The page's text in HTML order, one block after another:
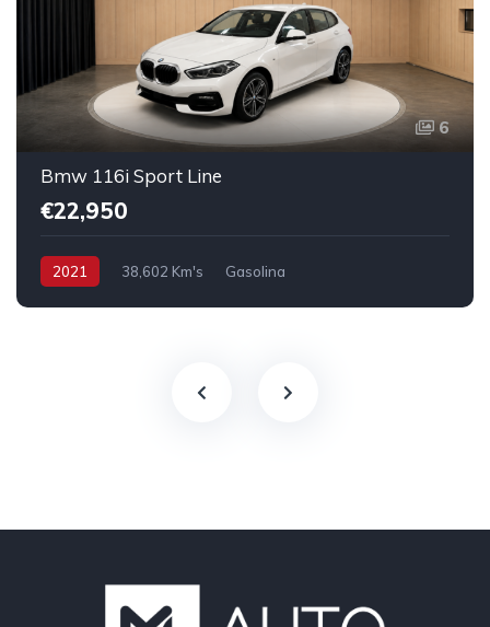
6
Bmw 116i Sport Line
€22,950
2021 38,602 Km's Gasolina